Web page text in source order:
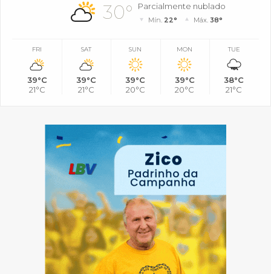
30° Parcialmente nublado
Mín. 22° Máx. 38°
FRI
39°C
21°C
SAT
39°C
21°C
SUN
39°C
20°C
MON
39°C
20°C
TUE
38°C
21°C